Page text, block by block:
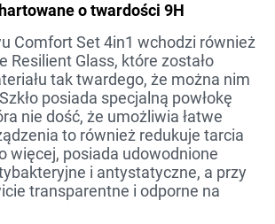
o twardości 9H
Comfort Set 4in1 wchodzi również
Resilient Glass, które zostało
tak twardego, że można nim
posiada specjalną powłokę
nie dość, że umożliwia łatwe
to również redukuje tarcia
więcej, posiada udowodnione
i antystatyczne, a przy
transparentne i odporne na